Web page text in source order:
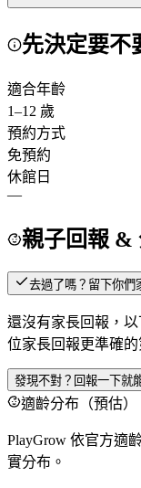
先決定要不
適合年齡
1–12 歲
預約方式
免預約
休館日
—
親子回報 &
去過了嗎？留下你們
還沒有家長回報，
位家長回報更準確的
發現不對？回報一下就
適齡分布（預估）
PlayGrow 依官方適
實分布。